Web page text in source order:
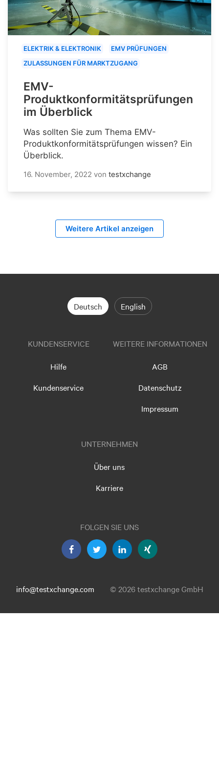
ELEKTRIK & ELEKTRONIK
EMV PRÜFUNGEN
ZULASSUNGEN FÜR MARKTZUGANG
EMV-
Produktkonformitätsprüfungen
im Überblick
Was sollten Sie zum Thema EMV-
Produktkonformitätsprüfungen wissen? Ein
Überblick.
16. November, 2022 von testxchange
Weitere Artikel anzeigen
Deutsch English
KUNDENSERVICE
Hilfe
Kundenservice
WEITERE INFORMATIONEN
AGB
Datenschutz
Impressum
UNTERNEHMEN
Über uns
Karriere
FOLGEN SIE UNS
info@testxchange.com © 2026 testxchange GmbH